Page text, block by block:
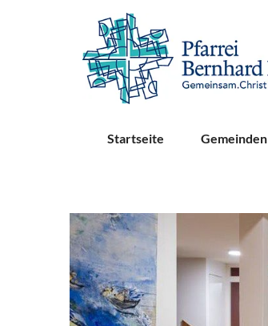
Startseite Gemeinden